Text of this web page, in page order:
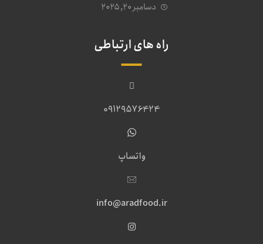
دسامبر ۲۰, ۲۰۲۵
راه های ارتباطی
09129576424
واتساپ
info@aradfood.ir